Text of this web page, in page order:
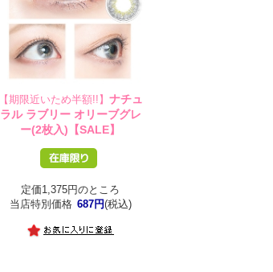
【期限近いため半額!!】 ナチュ
ラル ラブリー オリーブグレ
ー(2枚入)【SALE】
定価1,375円のところ
当店特別価格 687円(税込)